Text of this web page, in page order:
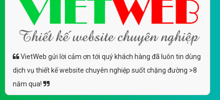
VietWeb gửi lời cảm ơn tới quý khách hàng đã luôn tin dùng
dịch vụ thiết kế website chuyên nghiệp suốt chặng đường >8
năm qua!